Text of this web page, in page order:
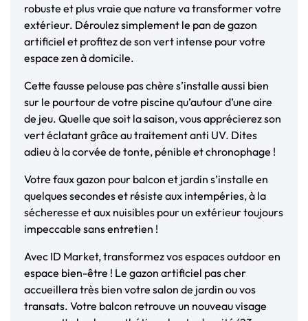
robuste et plus vraie que nature va transformer votre
extérieur. Déroulez simplement le pan de gazon
artificiel et profitez de son vert intense pour votre
espace zen à domicile.
Cette fausse pelouse pas chère s’installe aussi bien
sur le pourtour de votre piscine qu’autour d’une aire
de jeu. Quelle que soit la saison, vous apprécierez son
vert éclatant grâce au traitement anti UV. Dites
adieu à la corvée de tonte, pénible et chronophage !
Votre faux gazon pour balcon et jardin s’installe en
quelques secondes et résiste aux intempéries, à la
sécheresse et aux nuisibles pour un extérieur toujours
impeccable sans entretien !
Avec ID Market, transformez vos espaces outdoor en
espace bien-être ! Le gazon artificiel pas cher
accueillera très bien votre salon de jardin ou vos
transats. Votre balcon retrouve un nouveau visage